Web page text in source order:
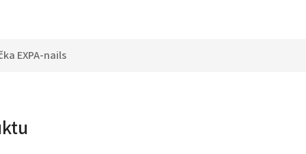
EXPA-nails